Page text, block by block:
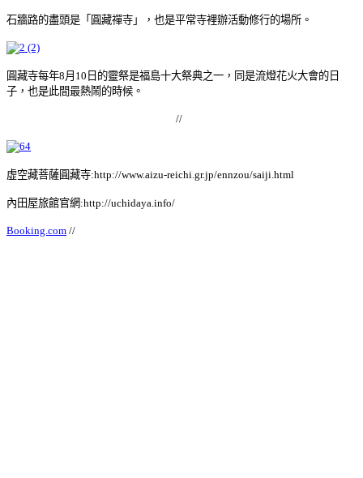
石牆路的盡頭是「圓藏禪寺」，也是平常寺裡辦活動修行的場所。
圓藏寺每年8月10日的靈祭是福島十大祭典之一，同是流燈花火大會的日
子，也是此間最熱鬧的時候。
//
虚空藏菩薩圓藏寺:http://www.aizu-reichi.gr.jp/ennzou/saiji.html
內田屋旅館官網:http://uchidaya.info/
Booking.com //